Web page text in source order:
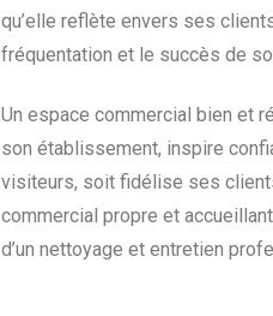
qu’elle reflète envers ses
fréquentation et le succès de
Un espace commercial bien et
son établissement, inspire
visiteurs, soit fidélise ses
commercial propre et
d’un nettoyage et entretien